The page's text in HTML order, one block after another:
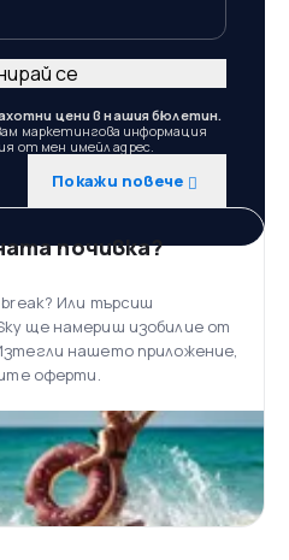
цени в нашия бюлетин.
маркетингова информация
от мен имейл адрес.
Покажи повече
се
почивка?
Или търсиш
ще намериш изобилие от
нашето приложение,
оферти.